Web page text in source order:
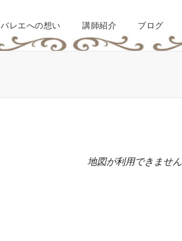
バレエへの想い 講師紹介 ブログ
地図が利用できません